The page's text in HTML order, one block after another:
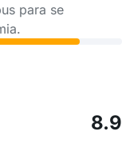
para se
8.9